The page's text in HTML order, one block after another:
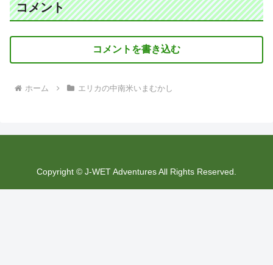
コメント
コメントを書き込む
ホーム エリカの中南米いまむかし
Copyright © J-WET Adventures All Rights Reserved.